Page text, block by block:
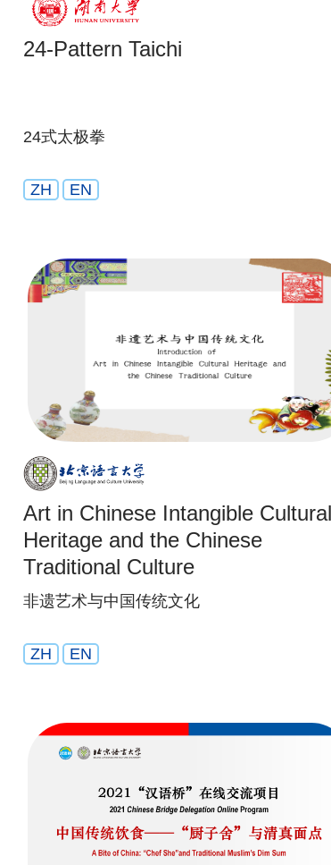
24-Pattern Taichi
24式太极拳
ZH EN
Art in Chinese Intangible Cultural
Heritage and the Chinese
Traditional Culture
非遗艺术与中国传统文化
ZH EN